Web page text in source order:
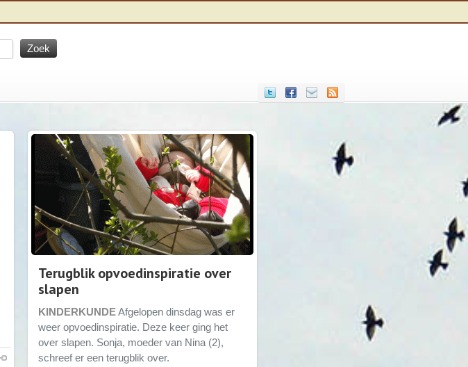
Terugblik opvoedinspiratie over
slapen
KINDERKUNDEAfgelopen dinsdag was er
weer opvoedinspiratie. Deze keer ging het
over slapen. Sonja, moeder van Nina (2),
schreef er een terugblik over.